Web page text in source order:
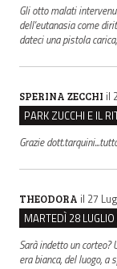
Gli otto malati
dell'eutanasia come
dateci una pistola
SPERINA ZECCHI il
Grazie
THEODORA il 27 Lug
Sarà indetto un corteo?
era bianca, del luogo, a